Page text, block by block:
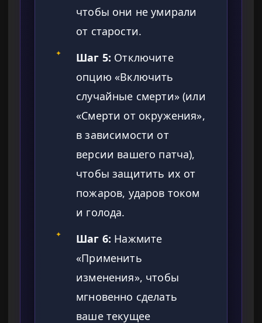
чтобы они не умирали
от старости.
✦ Шаг 5: Отключите
опцию «Включить
случайные смерти» (или
«Смерти от окружения»,
в зависимости от
версии вашего патча),
чтобы защитить их от
пожаров, ударов током
и голода.
✦ Шаг 6: Нажмите
«Применить
изменения», чтобы
мгновенно сделать
ваше текущее